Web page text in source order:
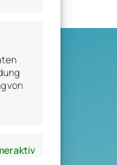
von
aktiv